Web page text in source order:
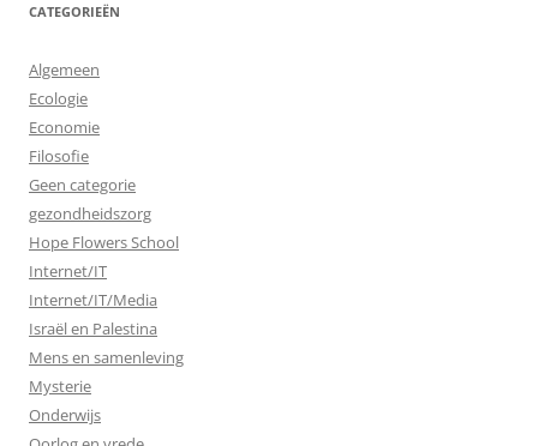
CATEGORIEËN
Algemeen
Ecologie
Economie
Filosofie
Geen categorie
gezondheidszorg
Hope Flowers School
Internet/IT
Internet/IT/Media
Israël en Palestina
Mens en samenleving
Mysterie
Onderwijs